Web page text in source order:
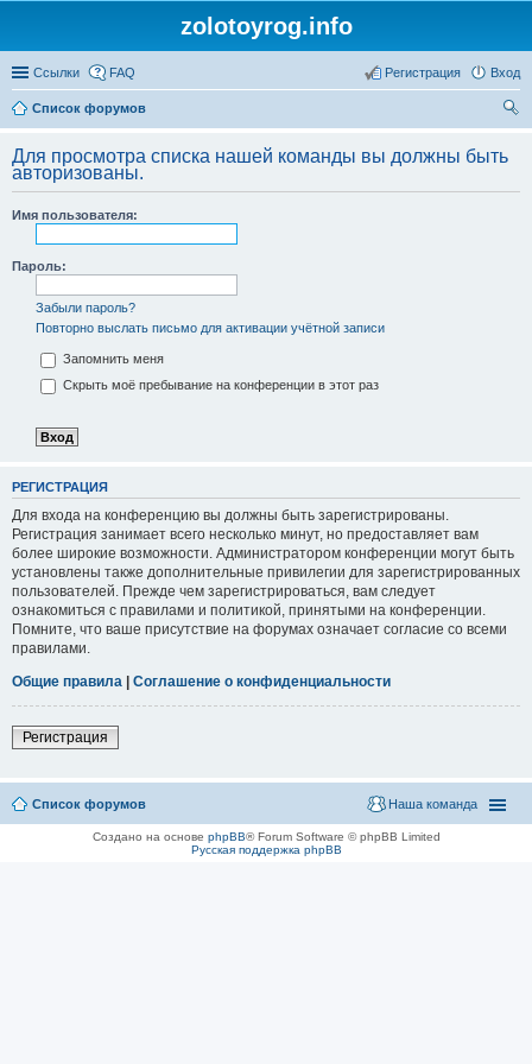
zolotoyrog.info
Ссылки FAQ Вход
Регистрация
Список форумов
ск
Для просмотра списка нашей команды вы должны быть
авторизованы.
Имя пользователя:
Пароль:
Забыли пароль?
Повторно выслать письмо для активации учётной записи
Запомнить меня
Скрыть моё пребывание на конференции в этот раз
РЕГИСТРАЦИЯ
Для входа на конференцию вы должны быть зарегистрированы.
Регистрация занимает всего несколько минут, но предоставляет вам
более широкие возможности. Администратором конференции могут быть
установлены также дополнительные привилегии для зарегистрированных
пользователей. Прежде чем зарегистрироваться, вам следует
ознакомиться с правилами и политикой, принятыми на конференции.
Помните, что ваше присутствие на форумах означает согласие со всеми
правилами.
Общие правила | Соглашение о конфиденциальности
Регистрация
Список форумов Наша команда
Создано на основе phpBB® Forum Software © phpBB Limited
Русская поддержка phpBB